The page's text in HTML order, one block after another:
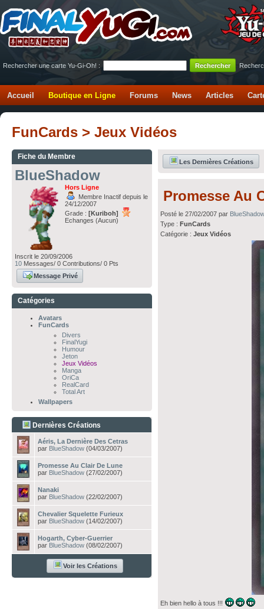
Rechercher une carte Yu-Gi-Oh! :
Accueil Boutique en Ligne Forums News Articles
FunCards > Jeux Vidéos
Fiche du Membre
BlueShadow
Hors Ligne
Membre Inactif depuis le
24/12/2007
Grade : [Kuriboh]
Echanges (Aucun)
Inscrit le 20/09/2006
10 Messages/ 0 Contributions/ 0 Pts
Message Privé
Catégories
Avatars
FunCards
Divers
FinalYugi
Humour
Jeton
Jeux Vidéos
Manga
OriCa
RealCard
Total Art
Wallpapers
Dernières Créations
Aéris, La Dernière Des Cetras
par BlueShadow (04/03/2007)
Promesse Au Clair De Lune
par BlueShadow (27/02/2007)
Nanaki
par BlueShadow (22/02/2007)
Chevalier Squelette Furieux
par BlueShadow (14/02/2007)
Hogarth, Cyber-Guerrier
par BlueShadow (08/02/2007)
Voir les Créations
Les Dernières Créations
Promesse Au
Posté le 27/02/2007 par
Type :FunCards
Catégorie :Jeux Vidéos
Eh bien hello à tous !!!